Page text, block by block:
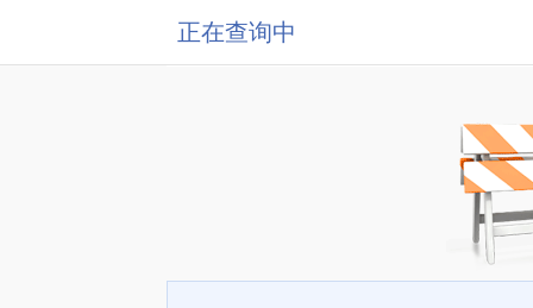
正在查询中